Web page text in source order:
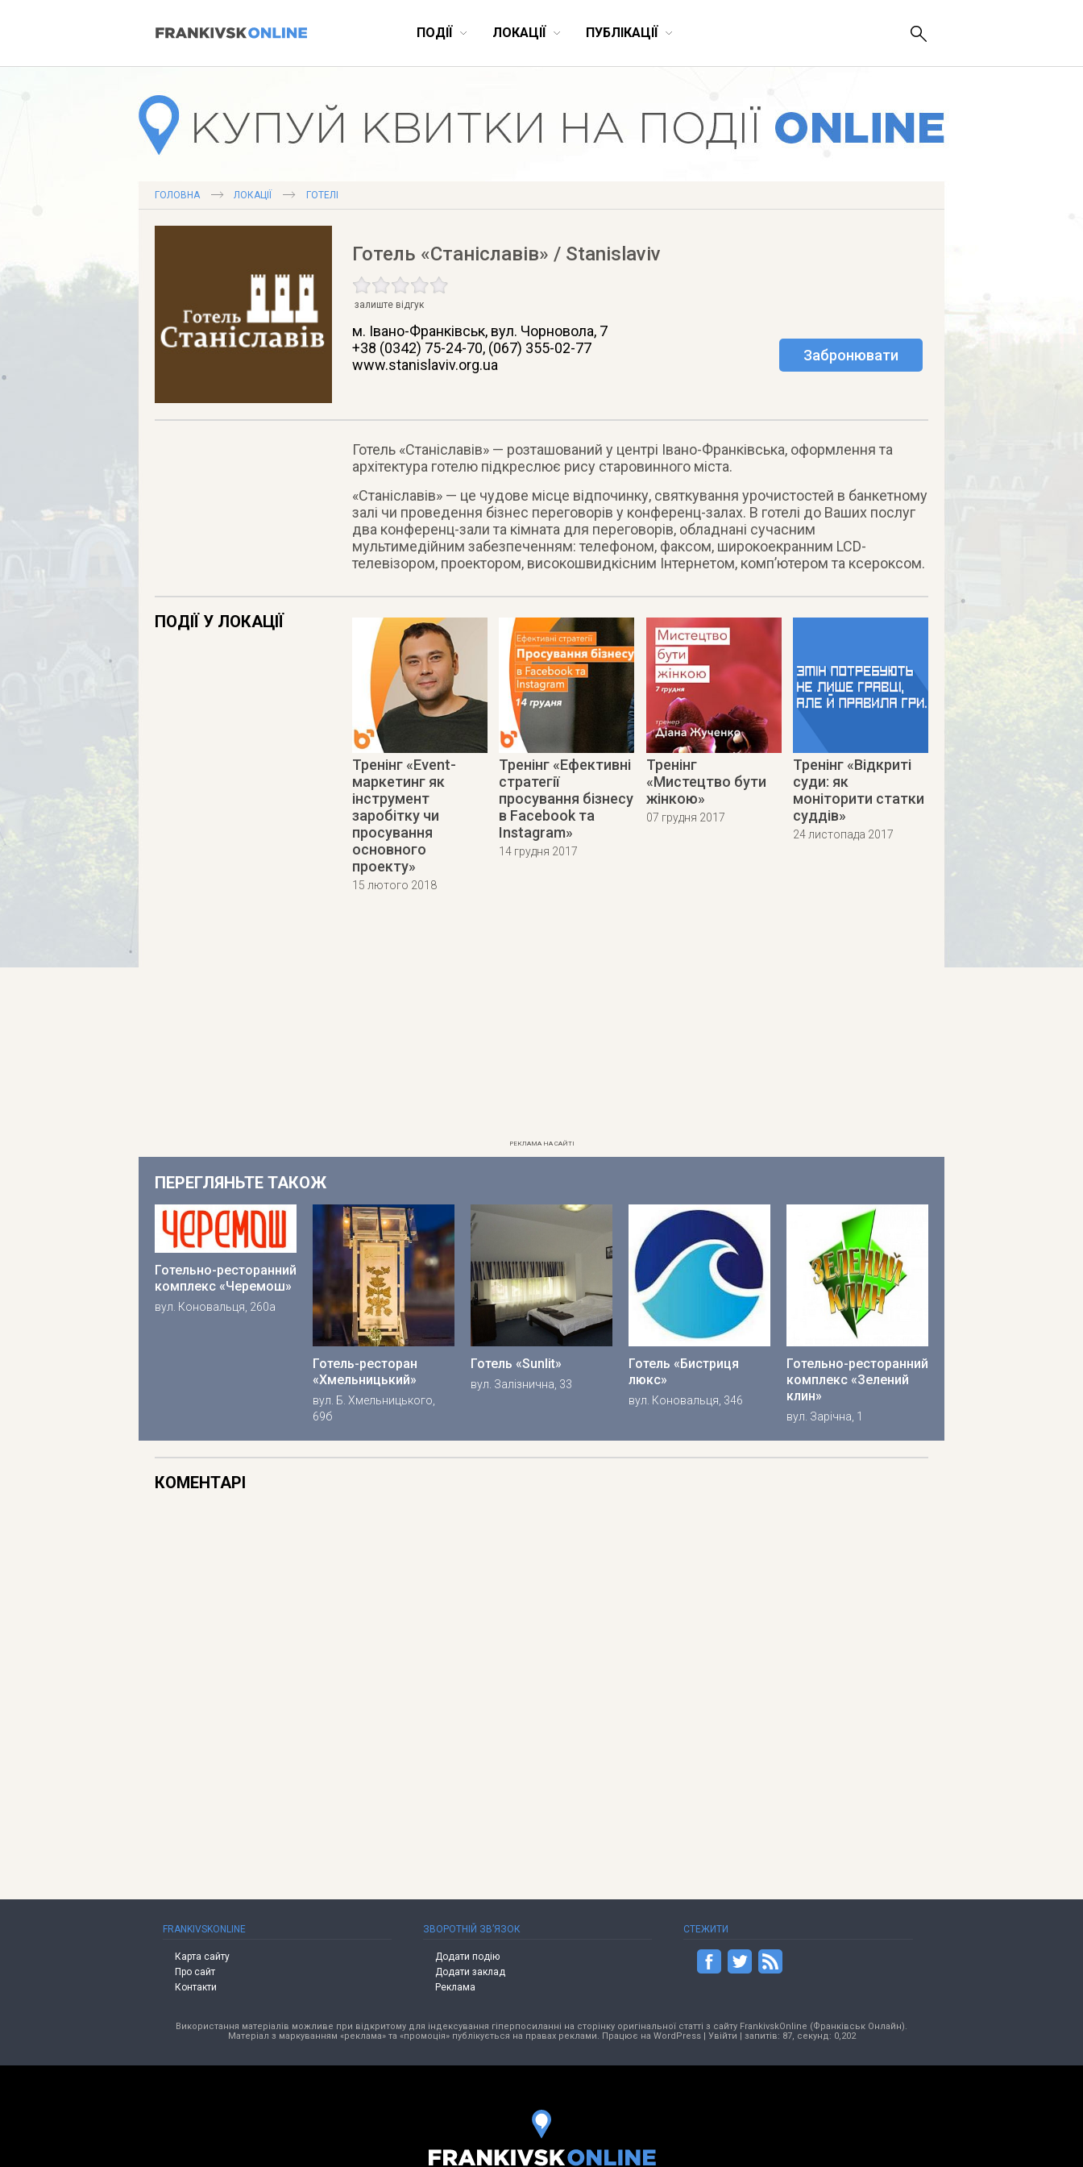
ПОДІЇ ЛОКАЦІЇ ПУБЛІКАЦІЇ
ГОЛОВНА ЛОКАЦІЇ ГОТЕЛІ
Готель «Станіславів» / Stanislaviv
залиште відгук
Забронювати
м. Івано-Франківськ, вул. Чорновола, 7
+38 (0342) 75-24-70, (067) 355-02-77
www.stanislaviv.org.ua
Готель «Станіславів» — розташований у центрі Івано-Франківська, оформлення та
архітектура готелю підкреслює рису старовинного міста.
«Станіславів» — це чудове місце відпочинку, святкування урочистостей в банкетному
залі чи проведення бізнес переговорів у конференц-залах. В готелі до Ваших послуг
два конференц-зали та кімната для переговорів, обладнані сучасним
мультимедійним забезпеченням: телефоном, факсом, широкоекранним LCD-
телевізором, проектором, високошвидкісним Інтернетом, комп’ютером та ксероксом.
ПОДІЇ У ЛОКАЦІЇ
Тренінг «Event-
маркетинг як
інструмент
заробітку чи
просування
основного
проекту»
15 лютого 2018
Тренінг «Ефективні
стратегії
просування бізнесу
в Facebook та
Instagram»
14 грудня 2017
Тренінг
«Мистецтво бути
жінкою»
07 грудня 2017
Тренінг «Відкриті
суди: як
моніторити статки
суддів»
24 листопада 2017
РЕКЛАМА НА САЙТІ
ПЕРЕГЛЯНЬТЕ ТАКОЖ
Готельно-ресторанний
комплекс «Черемош»
вул. Коновальця, 260а
Готель-ресторан
«Хмельницький»
вул. Б. Хмельницького,
69б
Готель «Sunlit»
вул. Залізнична, 33
Готель «Бистриця
люкс»
вул. Коновальця, 346
Готельно-ресторанний
комплекс «Зелений
клин»
вул. Зарічна, 1
КОМЕНТАРІ
FRANKIVSKONLINE
Карта сайту
Про сайт
Контакти
ЗВОРОТНІЙ ЗВ’ЯЗОК
Додати подію
Додати заклад
Реклама
СТЕЖИТИ
Використання матеріалів можливе при відкритому для індексування гіперпосиланні на сторінку оригінальної статті з сайту FrankivskOnline (Франківськ Онлайн).
Матеріал з маркуванням «реклама» та «промоція» публікується на правах реклами. Працює на WordPress| Увійти | запитів: 87, секунд: 0,202